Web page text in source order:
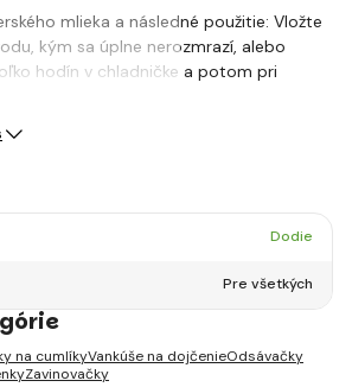
mlieka a následné použitie: Vložte
kým sa úplne nerozmrazí, alebo
hodín v chladničke a potom pri
Dodie
Pre všetkých
na cumlíkyVankúše na dojčenieOdsávačky
Zavinovačky